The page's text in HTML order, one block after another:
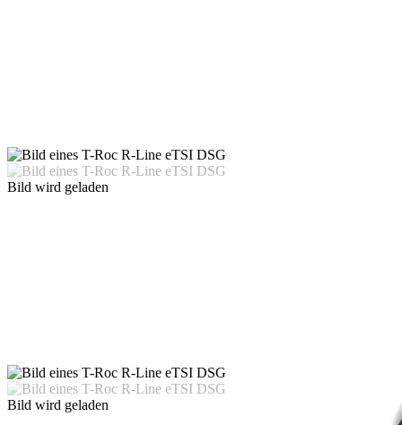
Bild wird geladen
Bild wird geladen